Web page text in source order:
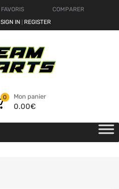
FAVORIS
COMPARER
SIGN IN REGISTER
Mon panier
0.00€
0